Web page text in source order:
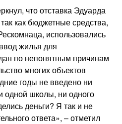
что отставка Эдуарда
как бюджетные средства,
использовались
жилья для
по непонятным причинам
многих объектов
годы не введено ни
одной школы, ни одного
деньги? Я так и не
ответа», – отметил